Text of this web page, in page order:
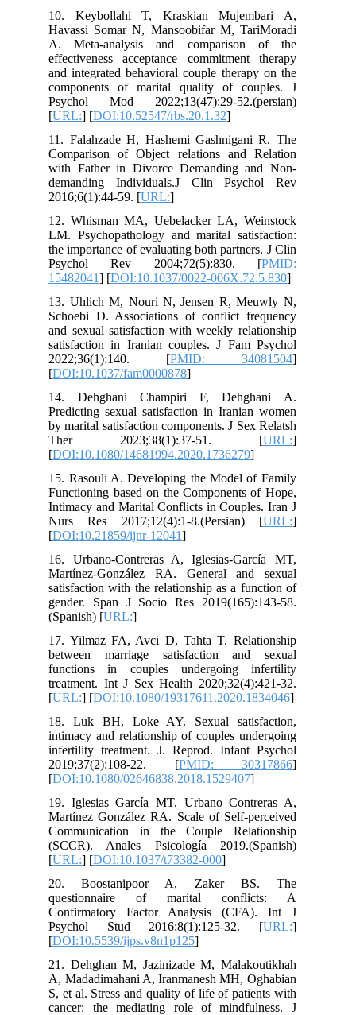
10. Keybollahi T, Kraskian Mujembari A,
Havassi Somar N, Mansoobifar M, TariMoradi
A. Meta-analysis and comparison of the
effectiveness acceptance commitment therapy
and integrated behavioral couple therapy on the
components of marital quality of couples. J
Psychol Mod 2022;13(47):29-52.(persian)
[URL:] [DOI:10.52547/rbs.20.1.32
11. Falahzade H, Hashemi Gashnigani R. The
Comparison of Object relations and Relation
with Father in Divorce Demanding and Non-
demanding Individuals.J Clin Psychol Rev
2016;6(1):44-59. [URL:
12. Whisman MA, Uebelacker LA, Weinstock
LM. Psychopathology and marital satisfaction:
the importance of evaluating both partners. J Clin
Psychol Rev 2004;72(5):830. [PMID:
15482041] [DOI:10.1037/0022-006X.72.5.830
13. Uhlich M, Nouri N, Jensen R, Meuwly N,
Schoebi D. Associations of conflict frequency
and sexual satisfaction with weekly relationship
satisfaction in Iranian couples. J Fam Psychol
2022;36(1):140. [PMID: 34081504
[DOI:10.1037/fam0000878
14. Dehghani Champiri F, Dehghani A.
Predicting sexual satisfaction in Iranian women
by marital satisfaction components. J Sex Relatsh
Ther 2023;38(1):37-51. [URL:
[DOI:10.1080/14681994.2020.1736279
15. Rasouli A. Developing the Model of Family
Functioning based on the Components of Hope,
Intimacy and Marital Conflicts in Couples. Iran J
Nurs Res 2017;12(4):1-8.(Persian) [URL:
[DOI:10.21859/ijnr-12041
16. Urbano-Contreras A, Iglesias-García MT,
Martínez-González RA. General and sexual
satisfaction with the relationship as a function of
gender. Span J Socio Res 2019(165):143-58.
(Spanish) [URL:
17. Yilmaz FA, Avci D, Tahta T. Relationship
between marriage satisfaction and sexual
functions in couples undergoing infertility
treatment. Int J Sex Health 2020;32(4):421-32.
[URL:] [DOI:10.1080/19317611.2020.1834046
18. Luk BH, Loke AY. Sexual satisfaction,
intimacy and relationship of couples undergoing
infertility treatment. J. Reprod. Infant Psychol
2019;37(2):108-22. [PMID: 30317866
[DOI:10.1080/02646838.2018.1529407
19. Iglesias García MT, Urbano Contreras A,
Martínez González RA. Scale of Self-perceived
Communication in the Couple Relationship
(SCCR). Anales Psicología 2019.(Spanish)
[URL:] [DOI:10.1037/t73382-000
20. Boostanipoor A, Zaker BS. The
questionnaire of marital conflicts: A
Confirmatory Factor Analysis (CFA). Int J
Psychol Stud 2016;8(1):125-32. [URL:
[DOI:10.5539/ijps.v8n1p125
21. Dehghan M, Jazinizade M, Malakoutikhah
A, Madadimahani A, Iranmanesh MH, Oghabian
S, et al. Stress and quality of life of patients with
cancer: the mediating role of mindfulness. J